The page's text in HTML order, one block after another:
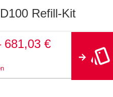
Refill-Kit
681,03 €